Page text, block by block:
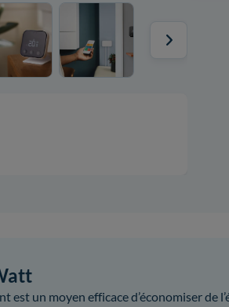
est un moyen efficace d’économiser de